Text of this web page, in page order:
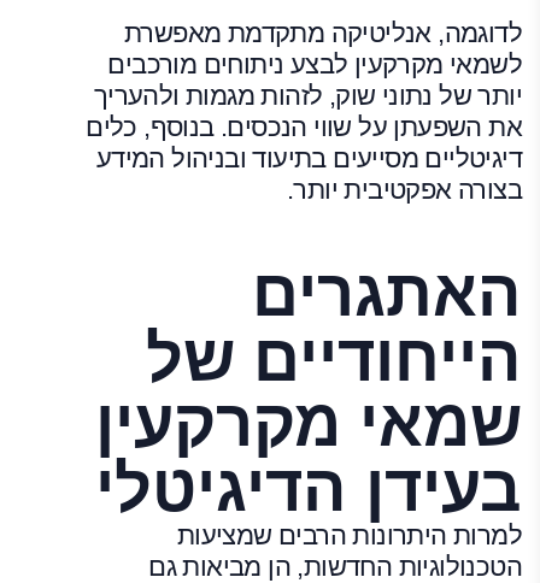
לדוגמה, אנליטיקה מתקדמת מאפשרת
לשמאי מקרקעין לבצע ניתוחים מורכבים
יותר של נתוני שוק, לזהות מגמות ולהעריך
את השפעתן על שווי הנכסים. בנוסף, כלים
דיגיטליים מסייעים בתיעוד ובניהול המידע
בצורה אפקטיבית יותר.
האתגרים
הייחודיים של
שמאי מקרקעין
בעידן הדיגיטלי
למרות היתרונות הרבים שמציעות
הטכנולוגיות החדשות, הן מביאות גם